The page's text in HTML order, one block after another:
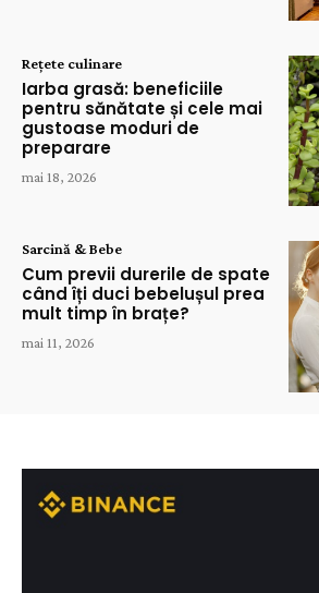
Rețete culinare
Iarba grasă: beneficiile
pentru sănătate și cele mai
gustoase moduri de
preparare
mai 18, 2026
Sarcină & Bebe
Cum previi durerile de spate
când îți duci bebelușul prea
mult timp în brațe?
mai 11, 2026